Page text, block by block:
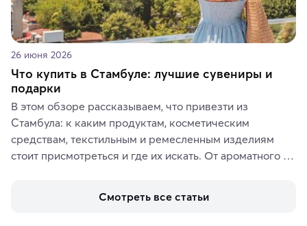
26 июня 2026
Что купить в Стамбуле: лучшие сувениры и
подарки
В этом обзоре рассказываем, что привезти из
Стамбула: к каким продуктам, косметическим
средствам, текстильным и ремесленным изделиям
стоит присмотреться и где их искать. От ароматного
аутентичных лавках — в подарок близким или себе на
Смотреть все статьи